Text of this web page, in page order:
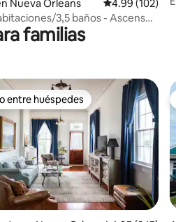
Nueva Orleans Calificación
4.99 (102)
3,5 baños - Ascensor
2500 SFfamilias
entre huéspedes
entre huéspedes